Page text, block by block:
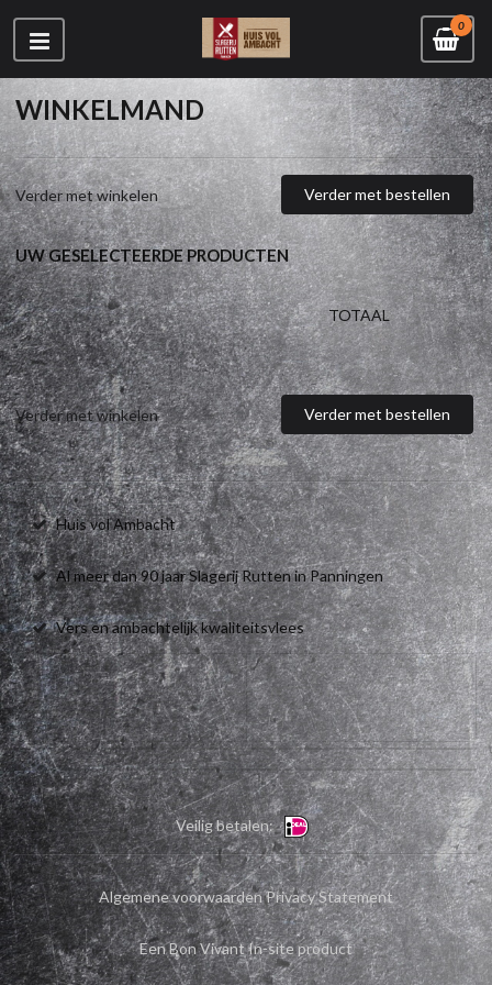
0
WINKELMAND
Verder met winkelen Verder met bestellen
UW GESELECTEERDE PRODUCTEN
TOTAAL
Verder met winkelen Verder met bestellen
Huis vol Ambacht
Al meer dan 90 jaar Slagerij Rutten in Panningen
Vers en ambachtelijk kwaliteitsvlees
Veilig betalen:
Algemene voorwaardenPrivacy Statement
Een Bon Vivant In-site product